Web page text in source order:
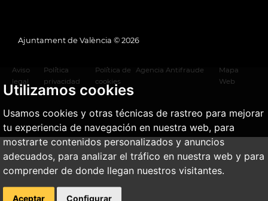
Utilizamos cookies
Usamos cookies y otras técnicas de rastreo para mejorar
tu experiencia de navegación en nuestra web, para
mostrarte contenidos personalizados y anuncios
adecuados, para analizar el tráfico en nuestra web y para
comprender de donde llegan nuestros visitantes.
Aceptar Configurar
Ajuntament de València © 2026
Aviso
legal
Política
privacidad
Política de
cookies
Agencia Antifraude
Mapa
Web